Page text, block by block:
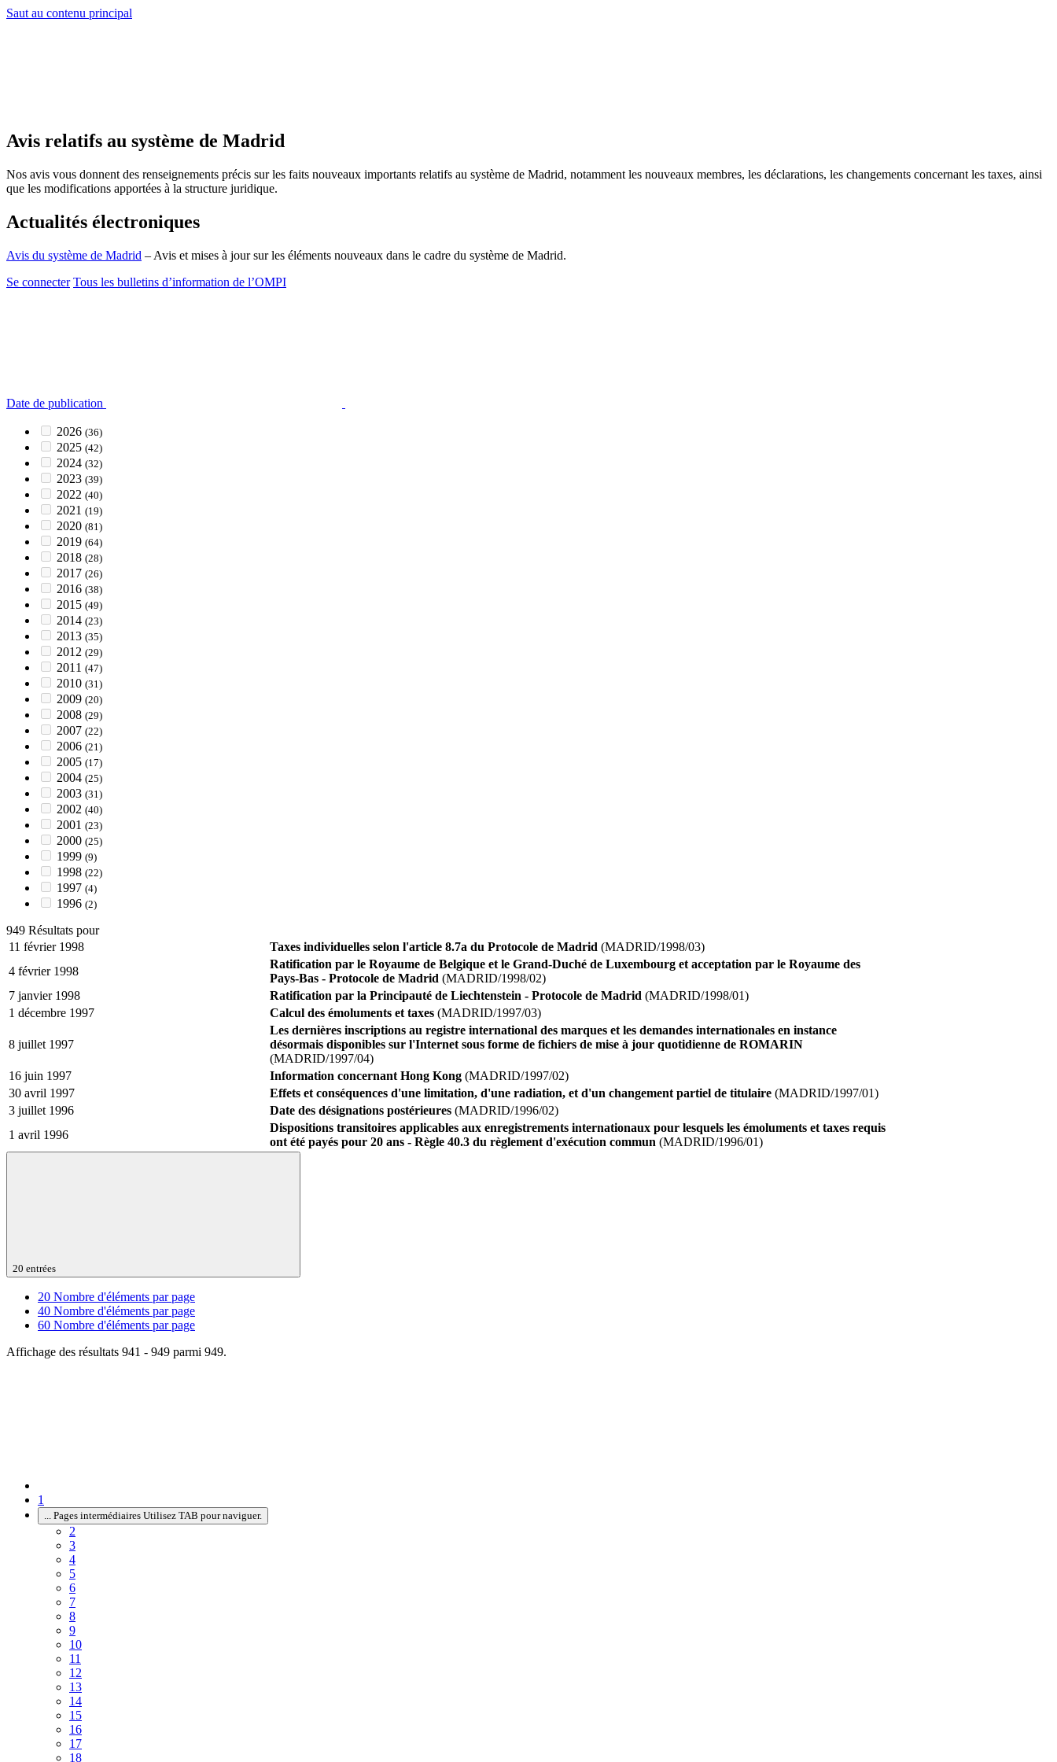
Saut au contenu principal
Avis relatifs au système de Madrid
Nos avis vous donnent des renseignements précis sur les faits nouveaux importants relatifs au système de Madrid, notamment les nouveaux membres, les déclarations, les changements concernant les taxes, ainsi
que les modifications apportées à la structure juridique.
Actualités électroniques
Avis du système de Madrid – Avis et mises à jour sur les éléments nouveaux dans le cadre du système de Madrid.
Se connecter Tous les bulletins d’information de l’OMPI
Date de publication
2026 (36)
2025 (42)
2024 (32)
2023 (39)
2022 (40)
2021 (19)
2020 (81)
2019 (64)
2018 (28)
2017 (26)
2016 (38)
2015 (49)
2014 (23)
2013 (35)
2012 (29)
2011 (47)
2010 (31)
2009 (20)
2008 (29)
2007 (22)
2006 (21)
2005 (17)
2004 (25)
2003 (31)
2002 (40)
2001 (23)
2000 (25)
1999 (9)
1998 (22)
1997 (4)
1996 (2)
949 Résultats pour
11 février 1998
Taxes individuelles selon l'article 8.7a du Protocole de Madrid (MADRID/1998/03)
4 février 1998
Ratification par le Royaume de Belgique et le Grand-Duché de Luxembourg et acceptation par le Royaume des
Pays-Bas - Protocole de Madrid (MADRID/1998/02)
7 janvier 1998
Ratification par la Principauté de Liechtenstein - Protocole de Madrid (MADRID/1998/01)
1 décembre 1997
Calcul des émoluments et taxes (MADRID/1997/03)
8 juillet 1997
Les dernières inscriptions au registre international des marques et les demandes internationales en instance
désormais disponibles sur l'Internet sous forme de fichiers de mise à jour quotidienne de ROMARIN
(MADRID/1997/04)
16 juin 1997
Information concernant Hong Kong (MADRID/1997/02)
30 avril 1997
Effets et conséquences d'une limitation, d'une radiation, et d'un changement partiel de titulaire (MADRID/1997/01)
3 juillet 1996
Date des désignations postérieures (MADRID/1996/02)
1 avril 1996
Dispositions transitoires applicables aux enregistrements internationaux pour lesquels les émoluments et taxes requis
ont été payés pour 20 ans - Règle 40.3 du règlement d'exécution commun (MADRID/1996/01)
20 entrées
20 Nombre d'éléments par page
40 Nombre d'éléments par page
60 Nombre d'éléments par page
Affichage des résultats 941 - 949 parmi 949.
1
Pages intermédiaires Utilisez TAB pour naviguer.
2
3
4
5
6
7
8
9
10
11
12
13
14
15
16
17
18